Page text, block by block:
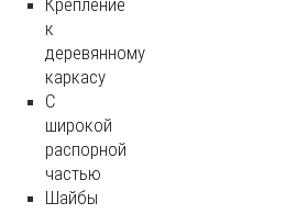
Крепление
к
деревянному
каркасу
С
широкой
распорной
частью
Шайбы